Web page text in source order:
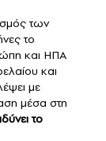
των
το
και ΗΠΑ
και
με
μέσα στη
το